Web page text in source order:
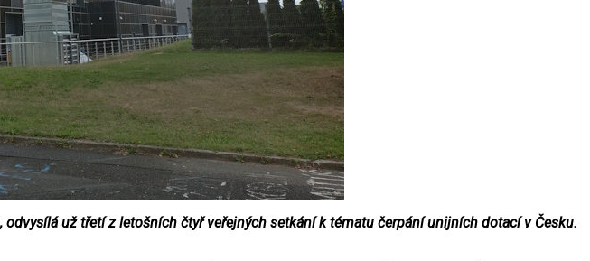
už třetí z letošních čtyř veřejných setkání k tématu čerpání unijních dotací v Česku.